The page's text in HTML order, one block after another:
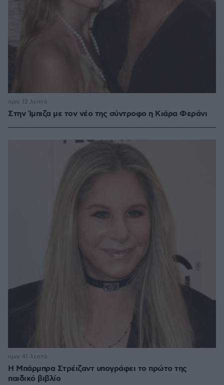
Στην Ίμπιζα με τον νέο της σύντροφο η Κιάρα Φεράνι
πριν 12 λεπτά
Η Μπάρμπρα Στρέιζαντ υπογράφει το πρώτο της
παιδικό βιβλίο
πριν 41 λεπτά